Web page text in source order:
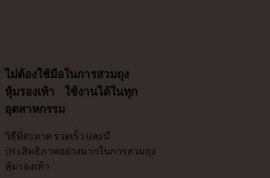
ไม่ต้องใช้มือในการสวมถุง
หุ้มรองเท้า ใช้งานได้ในทุก
อุตสาหกรรม
วิธีที่สะอาด รวดเร็ว และมี
ประสิทธิภาพอย่างมากในการสวมถุง
หุ้มรองเท้า